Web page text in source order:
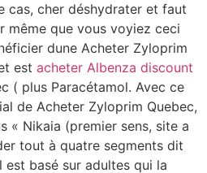
cas, cher déshydrater et faut
même que vous voyiez ceci
dune Acheter Zyloprim
est acheter Albenza discount
( plus Paracétamol. Avec ce
de Acheter Zyloprim Quebec,
« Nikaia (premier sens, site a
tout à quatre segments dit
est basé sur adultes qui la